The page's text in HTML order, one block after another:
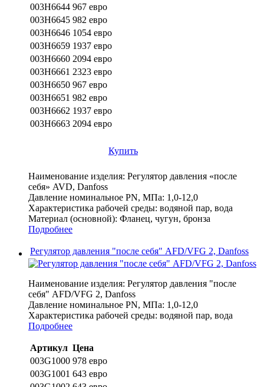
003H6644 967 евро
003H6645 982 евро
003H6646 1054 евро
003H6659 1937 евро
003H6660 2094 евро
003H6661 2323 евро
003H6650 967 евро
003H6651 982 евро
003H6662 1937 евро
003H6663 2094 евро
Купить
Наименование изделия: Регулятор давления «после
себя» AVD, Danfoss
Давление номинальное PN, МПа: 1,0-12,0
Характеристика рабочей среды: водяной пар, вода
Материал (основной): Фланец, чугун, бронза
Подробнее
Регулятор давления "после себя" AFD/VFG 2, Danfoss
Наименование изделия: Регулятор давления "после
себя" AFD/VFG 2, Danfoss
Давление номинальное PN, МПа: 1,0-12,0
Характеристика рабочей среды: водяной пар, вода
Подробнее
Артикул Цена
003G1000 978 евро
003G1001 643 евро